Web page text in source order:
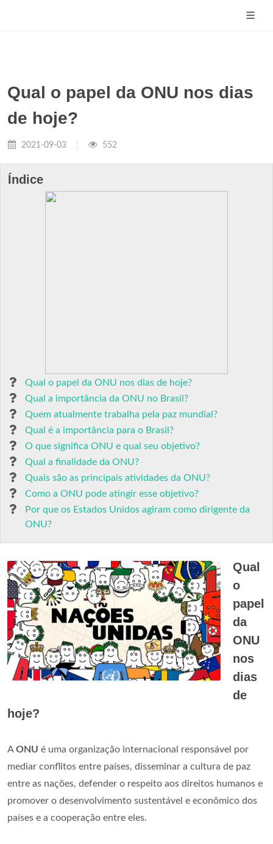
Qual o papel da ONU nos dias
de hoje?
2021-09-03 552
Índice
Qual o papel da ONU nos dias de hoje?
Qual a importância da ONU no Brasil?
Quem atualmente trabalha pela paz mundial?
Qual é a importância para o Brasil?
O que significa ONU e qual seu objetivo?
Qual a finalidade da ONU?
Quais são as principais atividades da ONU?
Como a ONU pode atingir esse objetivo?
Por que os Estados Unidos agiram como dirigente da
ONU?
Qual
o
papel
da
ONU
nos
dias
de
hoje?
AONU é uma organização internacional responsável por
mediar conflitos entre países, disseminar a cultura de paz
entre as nações, defender o respeito aos direitos humanos e
promover o desenvolvimento sustentável e econômico dos
países e a cooperação entre eles.